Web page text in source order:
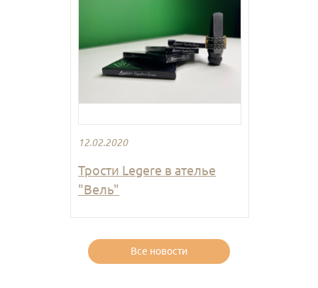
12.02.2020
Трости Legere в ателье
"Вель"
Все новости